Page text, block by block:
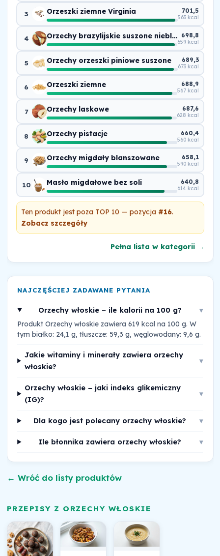
3 Orzeszki ziemne Virginia 701,5
563 kcal
4 Orzechy brazylijskie suszone nieblanszowane 698,8
659 kcal
5 Orzechy orzeszki piniowe suszone 689,3
673 kcal
6 Orzeszki ziemne 688,9
567 kcal
7 Orzechy laskowe 687,6
628 kcal
8 Orzechy pistacje 660,4
560 kcal
9 Orzechy migdały blanszowane 658,1
590 kcal
10 Masło migdałowe bez soli 640,8
614 kcal
Ten produkt jest poza TOP 10 — pozycja #16.
Zobacz szczegóły
Pełna lista w kategorii →
NAJCZĘŚCIEJ ZADAWANE PYTANIA
Orzechy włoskie – ile kalorii na 100 g? ▾
Produkt Orzechy włoskie zawiera 619 kcal na 100 g. W
tym białko: 24,1 g, tłuszcze: 59,3 g, węglowodany: 9,6 g.
Jakie witaminy i minerały zawiera orzechy
włoskie?
▾
Orzechy włoskie – jaki indeks glikemiczny
(IG)?
▾
Dla kogo jest polecany orzechy włoskie? ▾
Ile błonnika zawiera orzechy włoskie? ▾
← Wróć do listy produktów
PRZEPISY Z ORZECHY WŁOSKIE